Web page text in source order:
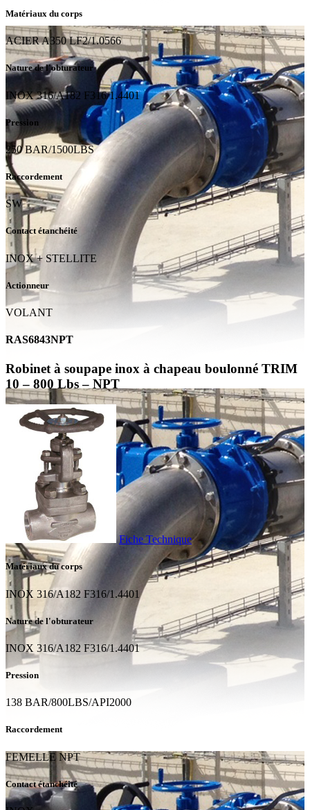
Matériaux du corps
ACIER A350 LF2/1.0566
Nature de l'obturateur
INOX 316/A182 F316/1.4401
Pression
250 BAR/1500LBS
Raccordement
SW
Contact étanchéité
INOX + STELLITE
Actionneur
VOLANT
RAS6843NPT
Robinet à soupape inox à chapeau boulonné TRIM
10 – 800 Lbs – NPT
Fiche Technique
Matériaux du corps
INOX 316/A182 F316/1.4401
Nature de l'obturateur
INOX 316/A182 F316/1.4401
Pression
138 BAR/800LBS/API2000
Raccordement
FEMELLE NPT
Contact étanchéité